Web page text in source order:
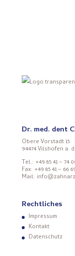
Dr. med. dent
Obere Vorstadt 15
94474 Vilshofen a.
Tel.: +49 85 41 – 74
Fax: +49 85 41 – 66
Mail:
Rechtliches
Impressum
Kontakt
Datenschutz